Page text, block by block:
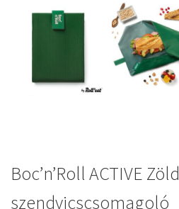
Boc’n’Roll ACTIVE Zöld
szendvicscsomagoló